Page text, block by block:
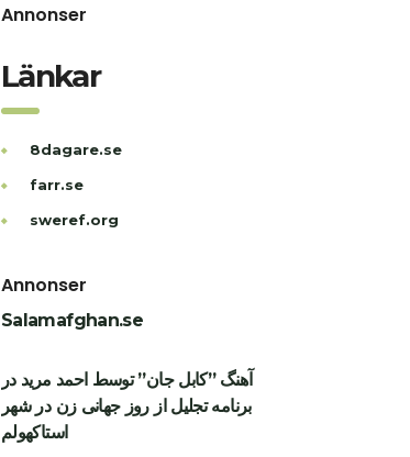
Annonser
Länkar
8dagare.se
farr.se
sweref.org
Annonser
Salamafghan.se
آهنگ ”کابل جان” توسط احمد مرید در
برنامه تجلیل از روز جهانی زن در شهر
استاکهولم